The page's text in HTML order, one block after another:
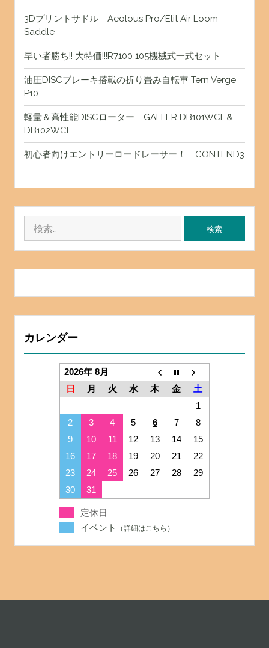
3Dプリントサドル Aeolous Pro/Elit Air Loom
Saddle
早い者勝ち!! 大特価!!!R7100 105機械式一式セット
油圧DISCブレーキ搭載の折り畳み自転車 Tern Verge
P10
軽量＆高性能DISCローター GALFER DB101WCL＆
DB102WCL
初心者向けエントリーロードレーサー！ CONTEND3
カレンダー
2026年 8月
日
月 火 水 木 金
土
1
2
3 4 5 6 7
8
9
10 11 12 13 14
15
16
17 18 19 20 21
22
23
24 25 26 27 28
29
30
31
定休日
イベント